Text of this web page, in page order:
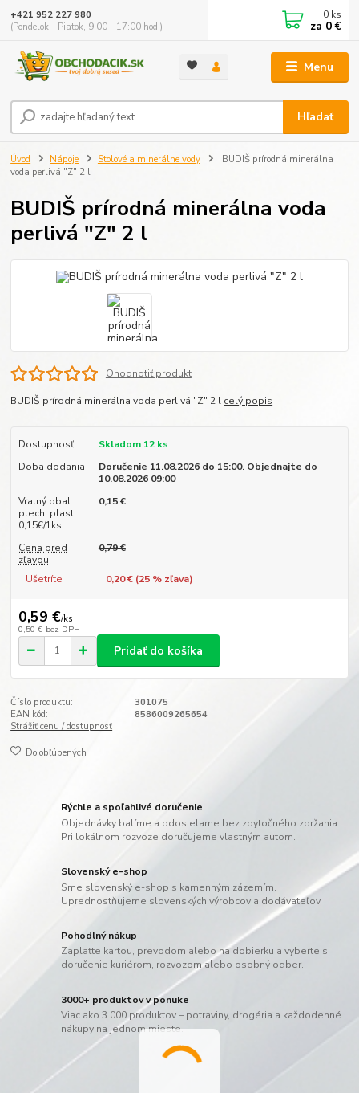
Menu
Hľadať
+421 952 227 980
(Pondelok - Piatok, 9:00 - 17:00 hod.)
0 ks
za 0 €
Úvod Nápoje Stolové a minerálne vody
BUDIŠ prírodná minerálna
voda perlivá "Z" 2 l
BUDIŠ prírodná minerálna voda
perlivá "Z" 2 l
Ohodnotiť produkt
BUDIŠ prírodná minerálna voda perlivá "Z" 2 l celý popis
Dostupnosť
Skladom 12 ks
Doba dodania
Doručenie 11.08.2026 do 15:00. Objednajte do
10.08.2026 09:00
Vratný obal
plech, plast
0,15€/1ks
0,15 €
Cena pred
zľavou
0,79 €
Ušetríte 0,20 € (25% zľava)
0,59 €/ks
0,50 € bez DPH
Pridať do košíka
Číslo produktu:
301075
EAN kód:
8586009265654
Strážiť cenu / dostupnosť
Do obľúbených
Rýchle a spoľahlivé doručenie
Objednávky balíme a odosielame bez zbytočného zdržania.
Pri lokálnom rozvoze doručujeme vlastným autom.
Slovenský e-shop
Sme slovenský e-shop s kamenným zázemím.
Uprednostňujeme slovenských výrobcov a dodávateľov.
Pohodlný nákup
Zaplaťte kartou, prevodom alebo na dobierku a vyberte si
doručenie kuriérom, rozvozom alebo osobný odber.
3000+ produktov v ponuke
Viac ako 3 000 produktov – potraviny, drogéria a každodenné
nákupy na jednom mieste.